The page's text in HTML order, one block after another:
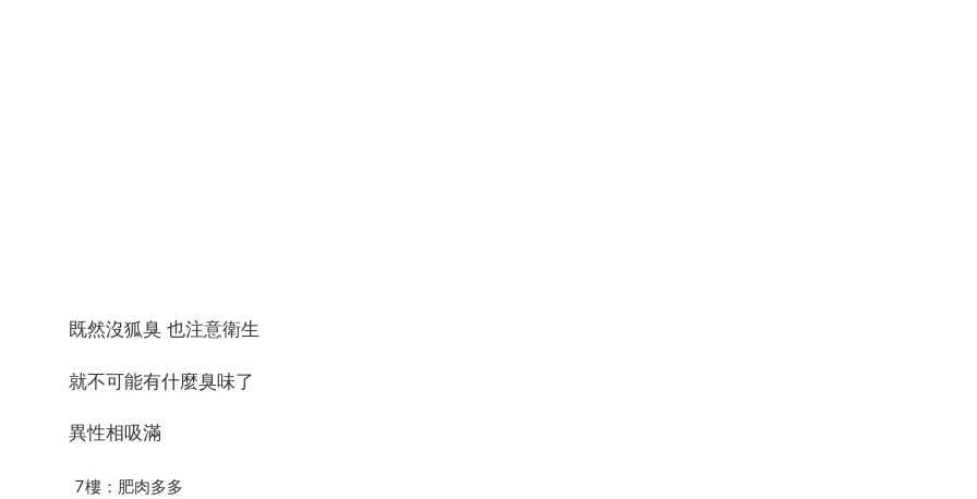
既然沒狐臭 也注意衛生
就不可能有什麼臭味了
異性相吸滿
7樓：肥肉多多